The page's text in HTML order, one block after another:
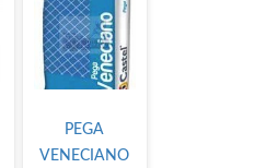
PEGA
VENECIANO